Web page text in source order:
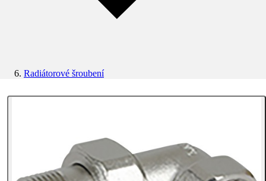
Radiátorové šroubení